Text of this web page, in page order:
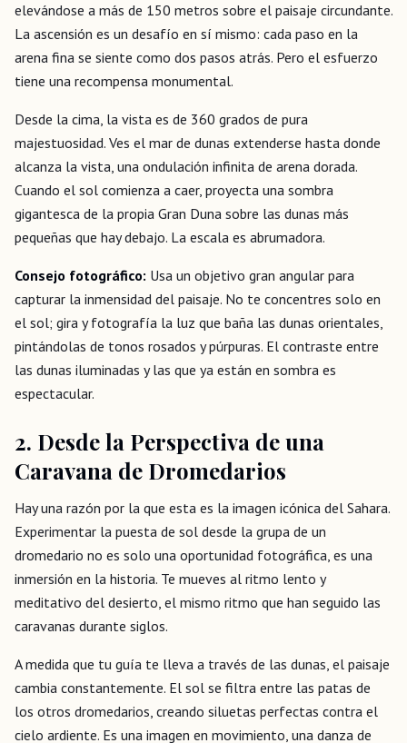
elevándose a más de 150 metros sobre el paisaje circundante.
La ascensión es un desafío en sí mismo: cada paso en la
arena fina se siente como dos pasos atrás. Pero el esfuerzo
tiene una recompensa monumental.
Desde la cima, la vista es de 360 grados de pura
majestuosidad. Ves el mar de dunas extenderse hasta donde
alcanza la vista, una ondulación infinita de arena dorada.
Cuando el sol comienza a caer, proyecta una sombra
gigantesca de la propia Gran Duna sobre las dunas más
pequeñas que hay debajo. La escala es abrumadora.
Consejo fotográfico: Usa un objetivo gran angular para
capturar la inmensidad del paisaje. No te concentres solo en
el sol; gira y fotografía la luz que baña las dunas orientales,
pintándolas de tonos rosados y púrpuras. El contraste entre
las dunas iluminadas y las que ya están en sombra es
espectacular.
2. Desde la Perspectiva de una
Caravana de Dromedarios
Hay una razón por la que esta es la imagen icónica del Sahara.
Experimentar la puesta de sol desde la grupa de un
dromedario no es solo una oportunidad fotográfica, es una
inmersión en la historia. Te mueves al ritmo lento y
meditativo del desierto, el mismo ritmo que han seguido las
caravanas durante siglos.
A medida que tu guía te lleva a través de las dunas, el paisaje
cambia constantemente. El sol se filtra entre las patas de
los otros dromedarios, creando siluetas perfectas contra el
cielo ardiente. Es una imagen en movimiento, una danza de